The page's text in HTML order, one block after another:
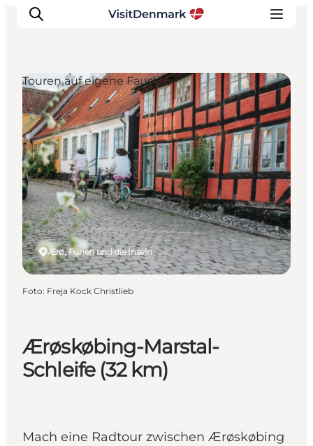
Inspiration
Regionen
Erlebnisse
Unterkünfte
Reiseplanung
Ærøskøbing-Marstal-
Schleife (32 km)
Mach eine Radtour zwischen Ærøskøbing
Ærø, Fünen und die Inseln
Touren auf eigene Faust
Foto: Freja Kock Christlieb